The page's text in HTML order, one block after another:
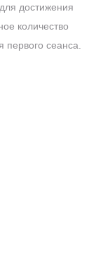
достижения
количество
первого сеанса.